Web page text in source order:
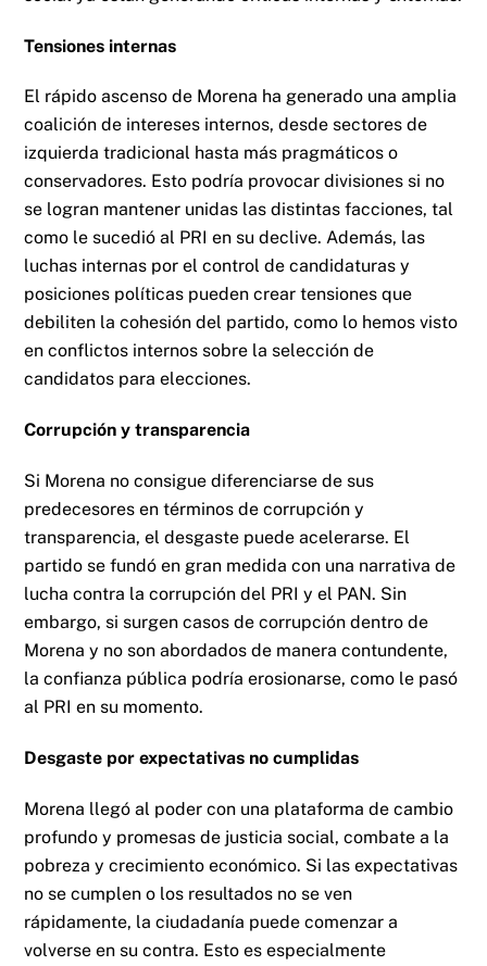
Tensiones internas
El rápido ascenso de Morena ha generado una amplia
coalición de intereses internos, desde sectores de
izquierda tradicional hasta más pragmáticos o
conservadores. Esto podría provocar divisiones si no
se logran mantener unidas las distintas facciones, tal
como le sucedió al PRI en su declive. Además, las
luchas internas por el control de candidaturas y
posiciones políticas pueden crear tensiones que
debiliten la cohesión del partido, como lo hemos visto
en conflictos internos sobre la selección de
candidatos para elecciones.
Corrupción y transparencia
Si Morena no consigue diferenciarse de sus
predecesores en términos de corrupción y
transparencia, el desgaste puede acelerarse. El
partido se fundó en gran medida con una narrativa de
lucha contra la corrupción del PRI y el PAN. Sin
embargo, si surgen casos de corrupción dentro de
Morena y no son abordados de manera contundente,
la confianza pública podría erosionarse, como le pasó
al PRI en su momento.
Desgaste por expectativas no cumplidas
Morena llegó al poder con una plataforma de cambio
profundo y promesas de justicia social, combate a la
pobreza y crecimiento económico. Si las expectativas
no se cumplen o los resultados no se ven
rápidamente, la ciudadanía puede comenzar a
volverse en su contra. Esto es especialmente